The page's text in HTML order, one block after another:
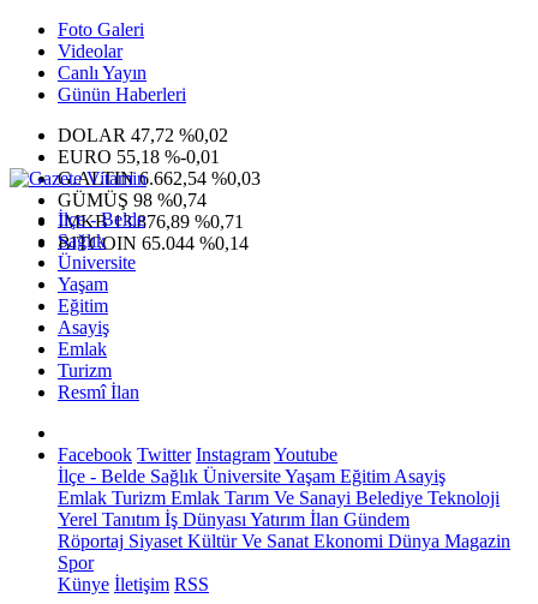
Foto Galeri
Videolar
Canlı Yayın
Günün Haberleri
DOLAR 47,72 %0,02
EURO 55,18 %-0,01
G.ALTIN6.662,54 %0,03
GÜMÜŞ 98 %0,74
IMKB13.876,89 %0,71
BITCOIN 65.044 %0,14
İlçe - Belde
Sağlık
Üniversite
Yaşam
Eğitim
Asayiş
Emlak
Turizm
Resmî İlan
Facebook Twitter InstagramYoutube
İlçe - Belde Sağlık ÜniversiteYaşam Eğitim Asayiş
Emlak Turizm Emlak Tarım Ve Sanayi Belediye Teknoloji
Yerel Tanıtım İş Dünyası Yatırım İlan Gündem
Röportaj Siyaset Kültür Ve Sanat Ekonomi Dünya Magazin
Spor
Künye İletişim RSS